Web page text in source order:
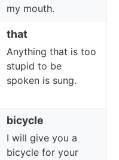
my mouth.
that
Anything that is too
stupid to be
spoken is sung.
bicycle
I will give you a
bicycle for your